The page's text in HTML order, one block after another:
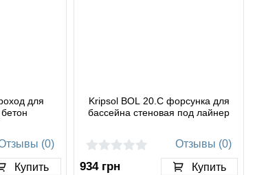
для
(0)
Купить
Kripsol BOL 20.C форсунка для
бассейна стеновая под лайнер
Отзывы (0)
934 грн Купить